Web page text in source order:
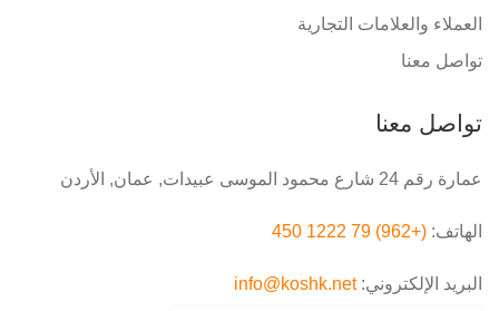
العملاء والعلامات التجارية
تواصل معنا
تواصل معنا
عمارة رقم 24 شارع محمود الموسى عبيدات, عمان, الأردن
الهاتف: (+962) 79 1222 450
البريد الإلكتروني:info@koshk.net